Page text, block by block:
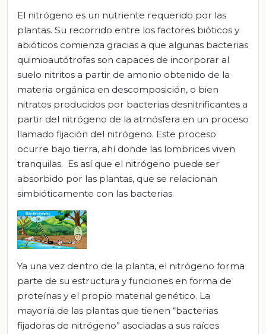
El nitrógeno es un nutriente requerido por las
plantas. Su recorrido entre los factores bióticos y
abióticos comienza gracias a que algunas bacterias
quimioautótrofas son capaces de incorporar al
suelo nitritos a partir de amonio obtenido de la
materia orgánica en descomposición, o bien
nitratos producidos por bacterias desnitrificantes a
partir del nitrógeno de la atmósfera en un proceso
llamado fijación del nitrógeno. Este proceso
ocurre bajo tierra, ahí donde las lombrices viven
tranquilas. Es así que el nitrógeno puede ser
absorbido por las plantas, que se relacionan
simbióticamente con las bacterias.
Ya una vez dentro de la planta, el nitrógeno forma
parte de su estructura y funciones en forma de
proteínas y el propio material genético. La
mayoría de las plantas que tienen “bacterias
fijadoras de nitrógeno” asociadas a sus raíces